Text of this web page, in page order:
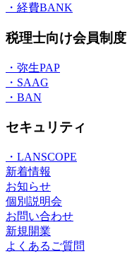
・経費BANK
税理士向け会員制度
・弥生PAP
・SAAG
・BAN
セキュリティ
・LANSCOPE
新着情報
お知らせ
個別説明会
お問い合わせ
新規開業
よくあるご質問